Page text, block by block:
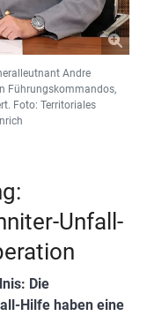
Andre
Führungskommandos,
Foto: Territoriales
Unfall-
Die
Hilfe haben eine